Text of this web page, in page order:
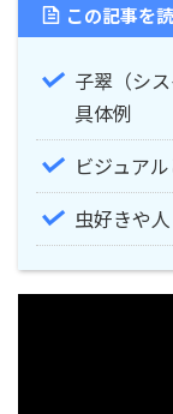
この記事を
子翠（シ
具体例
ビジュア
虫好きや